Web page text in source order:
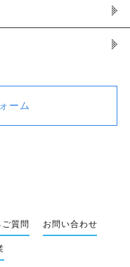
ーム
質問 お問い合わせ